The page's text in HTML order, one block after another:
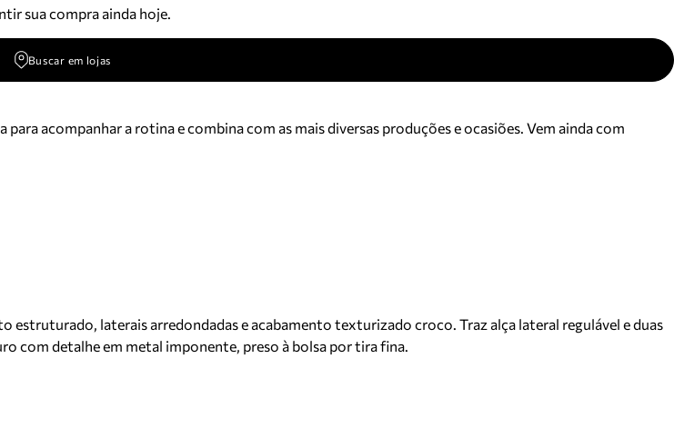
sua compra ainda hoje.
Buscar em lojas
acompanhar a rotina e combina com as mais diversas produções e ocasiões. Vem ainda com
laterais arredondadas e acabamento texturizado croco. Traz alça lateral regulável e duas
com detalhe em metal imponente, preso à bolsa por tira fina.